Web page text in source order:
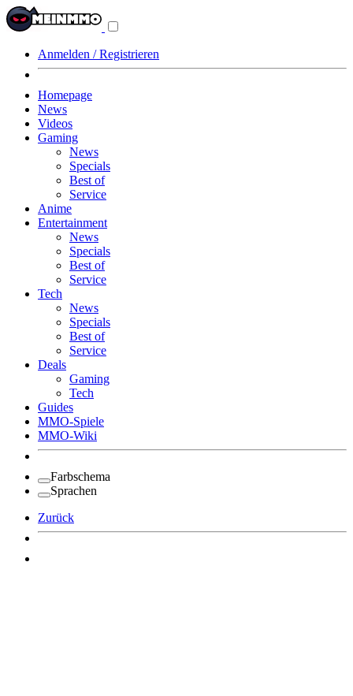
Anmelden / Registrieren
Homepage
News
Videos
Gaming
News
Specials
Best of
Service
Anime
Entertainment
News
Specials
Best of
Service
Tech
News
Specials
Best of
Service
Deals
Gaming
Tech
Guides
MMO-Spiele
MMO-Wiki
Farbschema
Sprachen
Zurück